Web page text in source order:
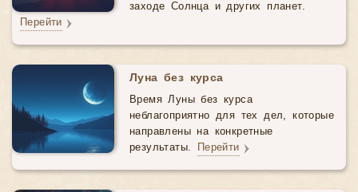
заходе Солнца и других планет.
Перейти
Луна без курса
Время Луны без курса
неблагоприятно для тех дел, которые
направлены на конкретные
результаты. Перейти